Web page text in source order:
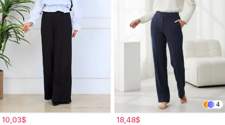
10,03$
4
18,48$